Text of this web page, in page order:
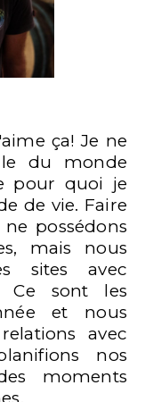
ça! Je ne
du monde
pour quoi je
de vie. Faire
possédons
mais nous
sites avec
Ce sont les
et nous
avec
nos
moments